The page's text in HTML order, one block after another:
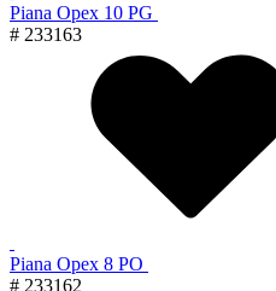
Piana Орех 10 PG
# 233163
Piana Орех 8 PO
# 233162